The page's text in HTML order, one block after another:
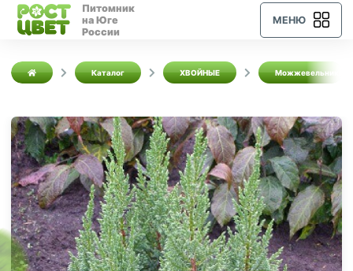
Питомник
на Юге
России
МЕНЮ
Каталог ХВОЙНЫЕ Можжевельники